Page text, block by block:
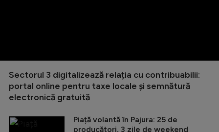
Sectorul 3 digitalizează relația cu contribuabilii:
portal online pentru taxe locale și semnătură
electronică gratuită
Piață volantă în Pajura: 25 de
producători, 3 zile de weekend